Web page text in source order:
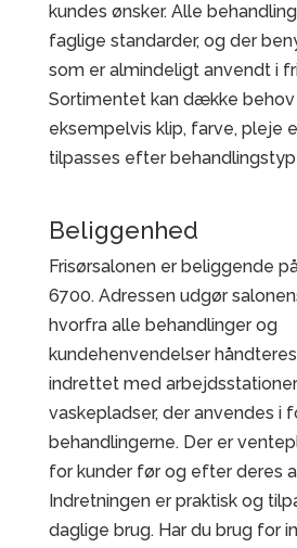
kundes ønsker. Alle
faglige standarder, og der
som er almindeligt anvendt i
Sortimentet kan dække
eksempelvis klip, farve, pleje
tilpasses efter
Beliggenhed
Frisørsalonen er beliggende
6700. Adressen udgør
hvorfra alle behandlinger og
kundehenvendelser
indrettet med
vaskepladser, der anvendes i
behandlingerne. Der er
for kunder før og efter deres
Indretningen er praktisk og
daglige brug. Har du brug for